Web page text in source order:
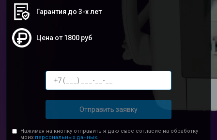
Гарантия до 3-х лет
Цена от 1800 руб
Отправить заявку
Нажимая на кнопку отправить я даю свое согласие на обработку
моих персональных данных.